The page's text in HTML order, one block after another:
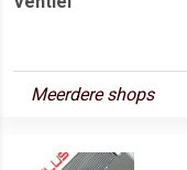
Meerdere shops